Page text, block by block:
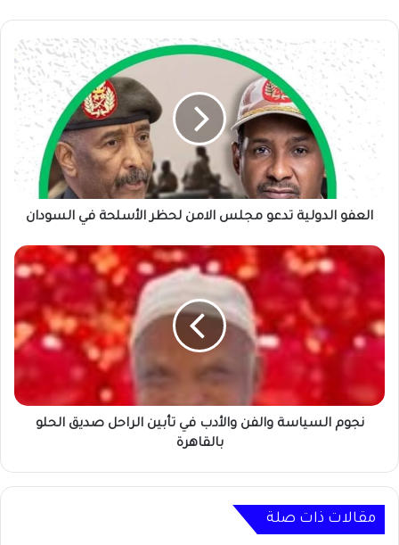
العفو
الدولية
تدعو
مجلس
الامن
العفو الدولية تدعو مجلس الامن لحظر الأسلحة في السودان
نجوم
والأدب
في
تأبين
صديق
الحلو
بالقاهرةنجوم السياسة والفن والأدب في تأبين الراحل صديق الحلو
بالقاهرة
مقالات ذات صلة